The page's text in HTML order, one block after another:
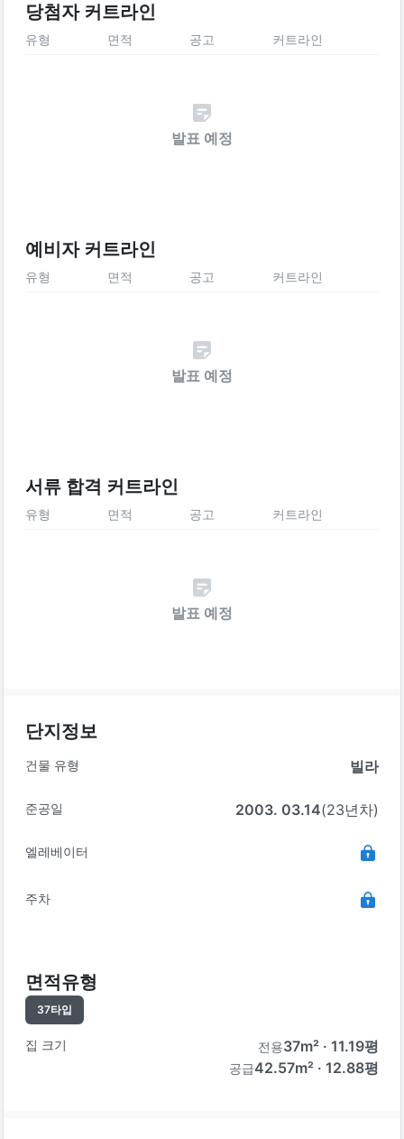
당첨자 커트라인
유형 면적 공고 커트라인
발표 예정
예비자 커트라인
유형 면적 공고 커트라인
발표 예정
서류 합격 커트라인
유형 면적 공고 커트라인
발표 예정
단지정보
건물 유형 빌라
준공일 2003. 03.14(23년차)
엘레베이터
주차
면적유형
37타입
집 크기 전용37m² · 11.19평
공급42.57m² · 12.88평